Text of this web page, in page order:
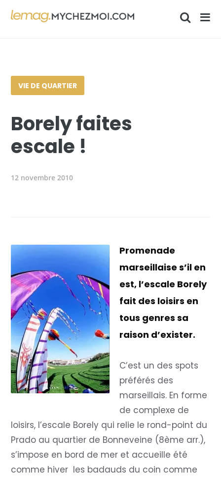
VIE DE QUARTIER
Borely faites
escale !
12 novembre 2010
Promenade
marseillaise s’il en
est, l’escale Borely
fait des loisirs en
tous genres sa
raison d’exister.
C’est un des spots
préférés des
marseillais. En forme
de complexe de
loisirs, l’escale Borely qui relie le rond-point du
Prado au quartier de Bonneveine (8ème arr.),
s’impose en bord de mer et accueille été
comme hiver les badauds du coin comme